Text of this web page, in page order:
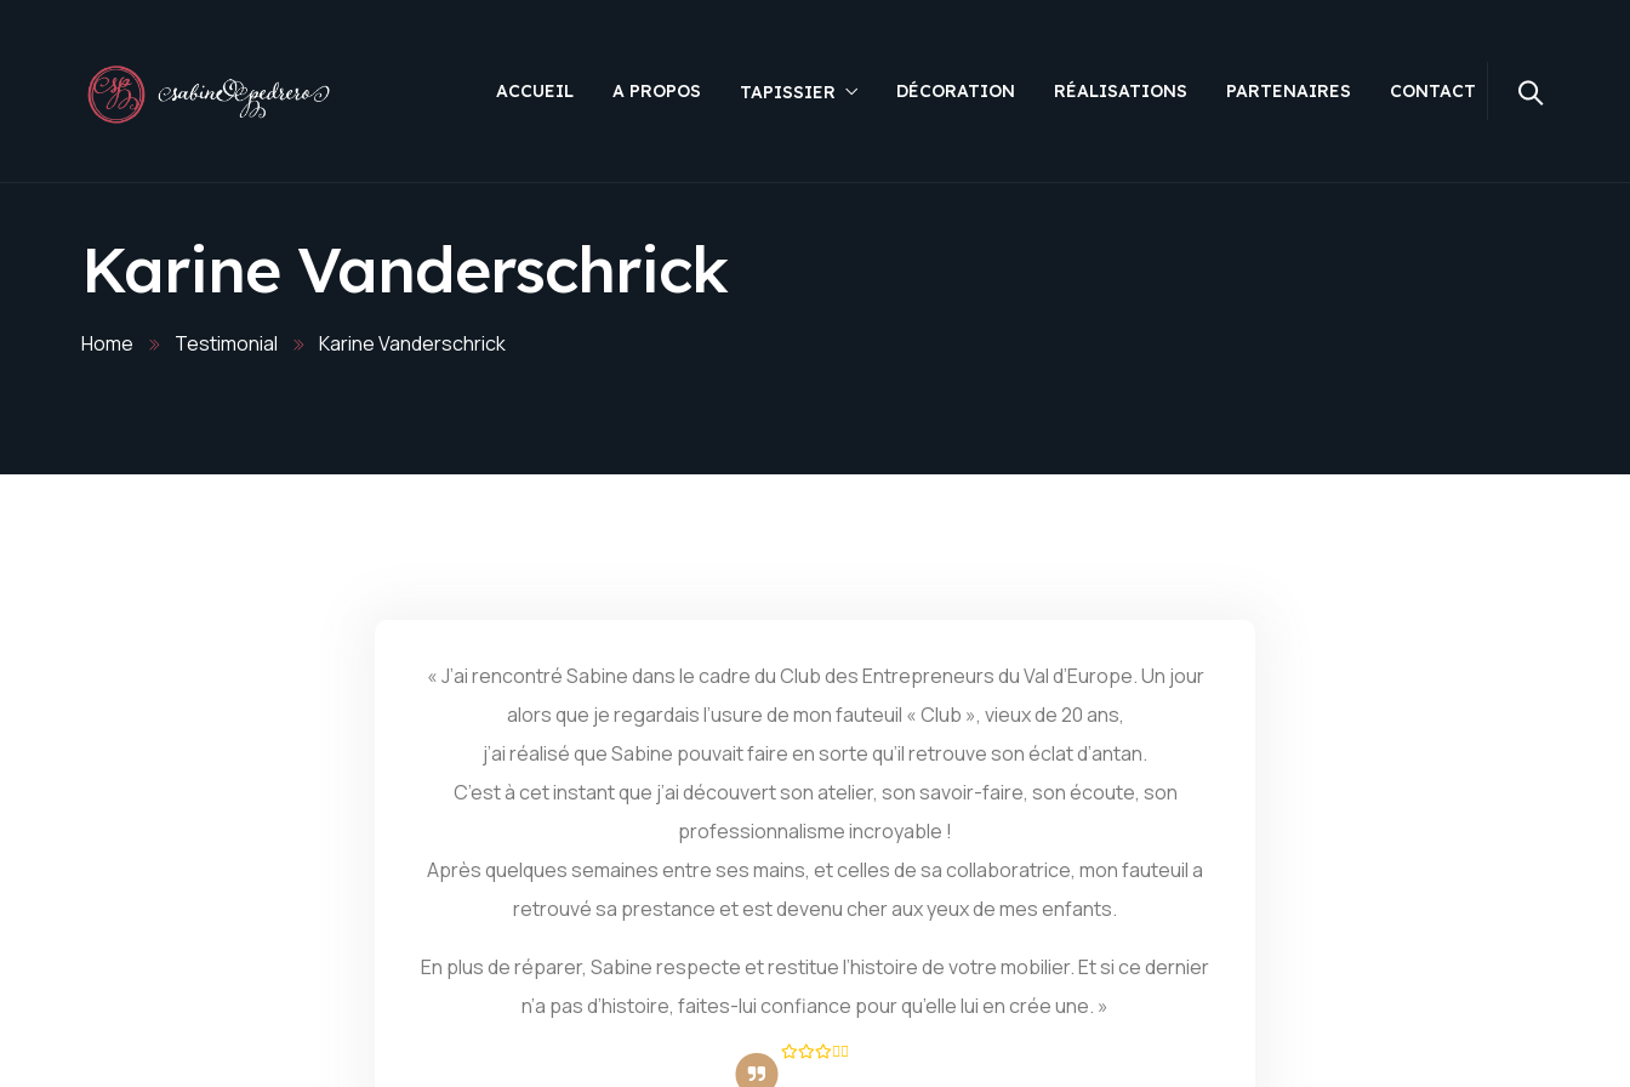
ACCUEIL A PROPOS TAPISSIER DÉCORATION RÉALISATIONS PARTENAIRES CONTACT
Karine Vanderschrick
Home Testimonial Karine Vanderschrick
« J’ai rencontré Sabine dans le cadre du Club des Entrepreneurs du Val d’Europe. Un jour
alors que je regardais l’usure de mon fauteuil « Club », vieux de 20 ans,
j’ai réalisé que Sabine pouvait faire en sorte qu’il retrouve son éclat d’antan.
C’est à cet instant que j’ai découvert son atelier, son savoir-faire, son écoute, son
professionnalisme incroyable !
Après quelques semaines entre ses mains, et celles de sa collaboratrice, mon fauteuil a
retrouvé sa prestance et est devenu cher aux yeux de mes enfants.
En plus de réparer, Sabine respecte et restitue l’histoire de votre mobilier. Et si ce dernier
n’a pas d’histoire, faites-lui confiance pour qu’elle lui en crée une. »